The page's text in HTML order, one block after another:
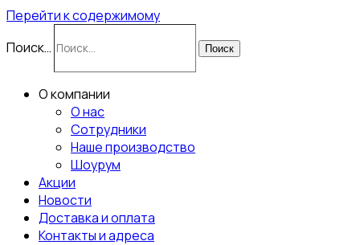
Перейти к содержимому
Поиск…
Поиск
О компании
О нас
Сотрудники
Наше производство
Шоурум
Акции
Новости
Доставка и оплата
Контакты и адреса